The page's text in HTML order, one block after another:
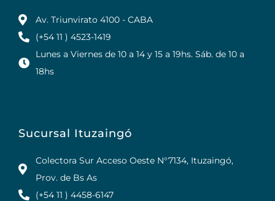
Av. Triunvirato 4100 - CABA
(+54 11 ) 4523-1419
Lunes a Viernes de 10 a 14 y 15 a 19hs. Sáb. de 10 a
18hs
Sucursal Ituzaingó
Colectora Sur Acceso Oeste N°7134, Ituzaingó,
Prov. de Bs As
(+54 11 ) 4458-6147